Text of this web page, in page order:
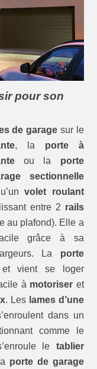
pour son
de garage sur le
, la porte à
ou la porte
sectionnelle
volet roulant
entre 2 rails
au plafond). Elle a
grâce à sa
La porte
vient se loger
à motoriser et
. Les lames d’une
dans un
comme le
le tablier
porte de garage